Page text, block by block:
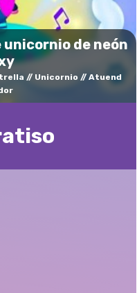
de neón
Unicornio
Atuend